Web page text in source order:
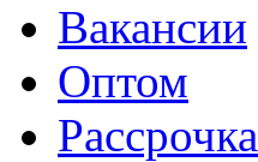
Вакансии
Оптом
Рассрочка